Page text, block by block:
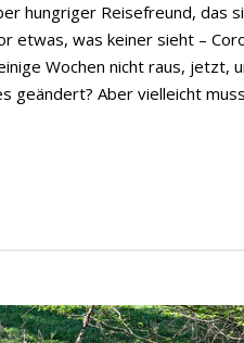
hungriger Reisefreund, das
etwas, was keiner sieht –
Wochen nicht raus, jetzt,
geändert? Aber vielleicht